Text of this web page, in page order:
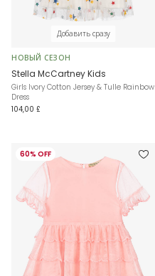
Добавить сразу
НОВЫЙ СЕЗОН
Stella McCartney Kids
Girls Ivory Cotton Jersey & Tulle Rainbow
Dress
104,00 £
60% OFF